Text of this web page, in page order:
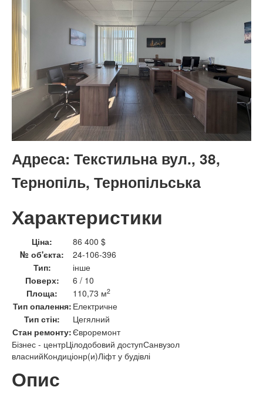
Адреса: Текстильна вул., 38,
Тернопіль, Тернопільська
Характеристики
Ціна:
86 400 $
№ об'єкта:
24-106-396
Тип:
інше
Поверх:
6 / 10
Площа:
110,73 м2
Тип опалення: Електричне
Тип стін:
Цегялний
Стан ремонту:Євроремонт
Бізнес - центрЦілодобовий доступСанвузол
власнийКондиціонр(и)Ліфт у будівлі
Опис